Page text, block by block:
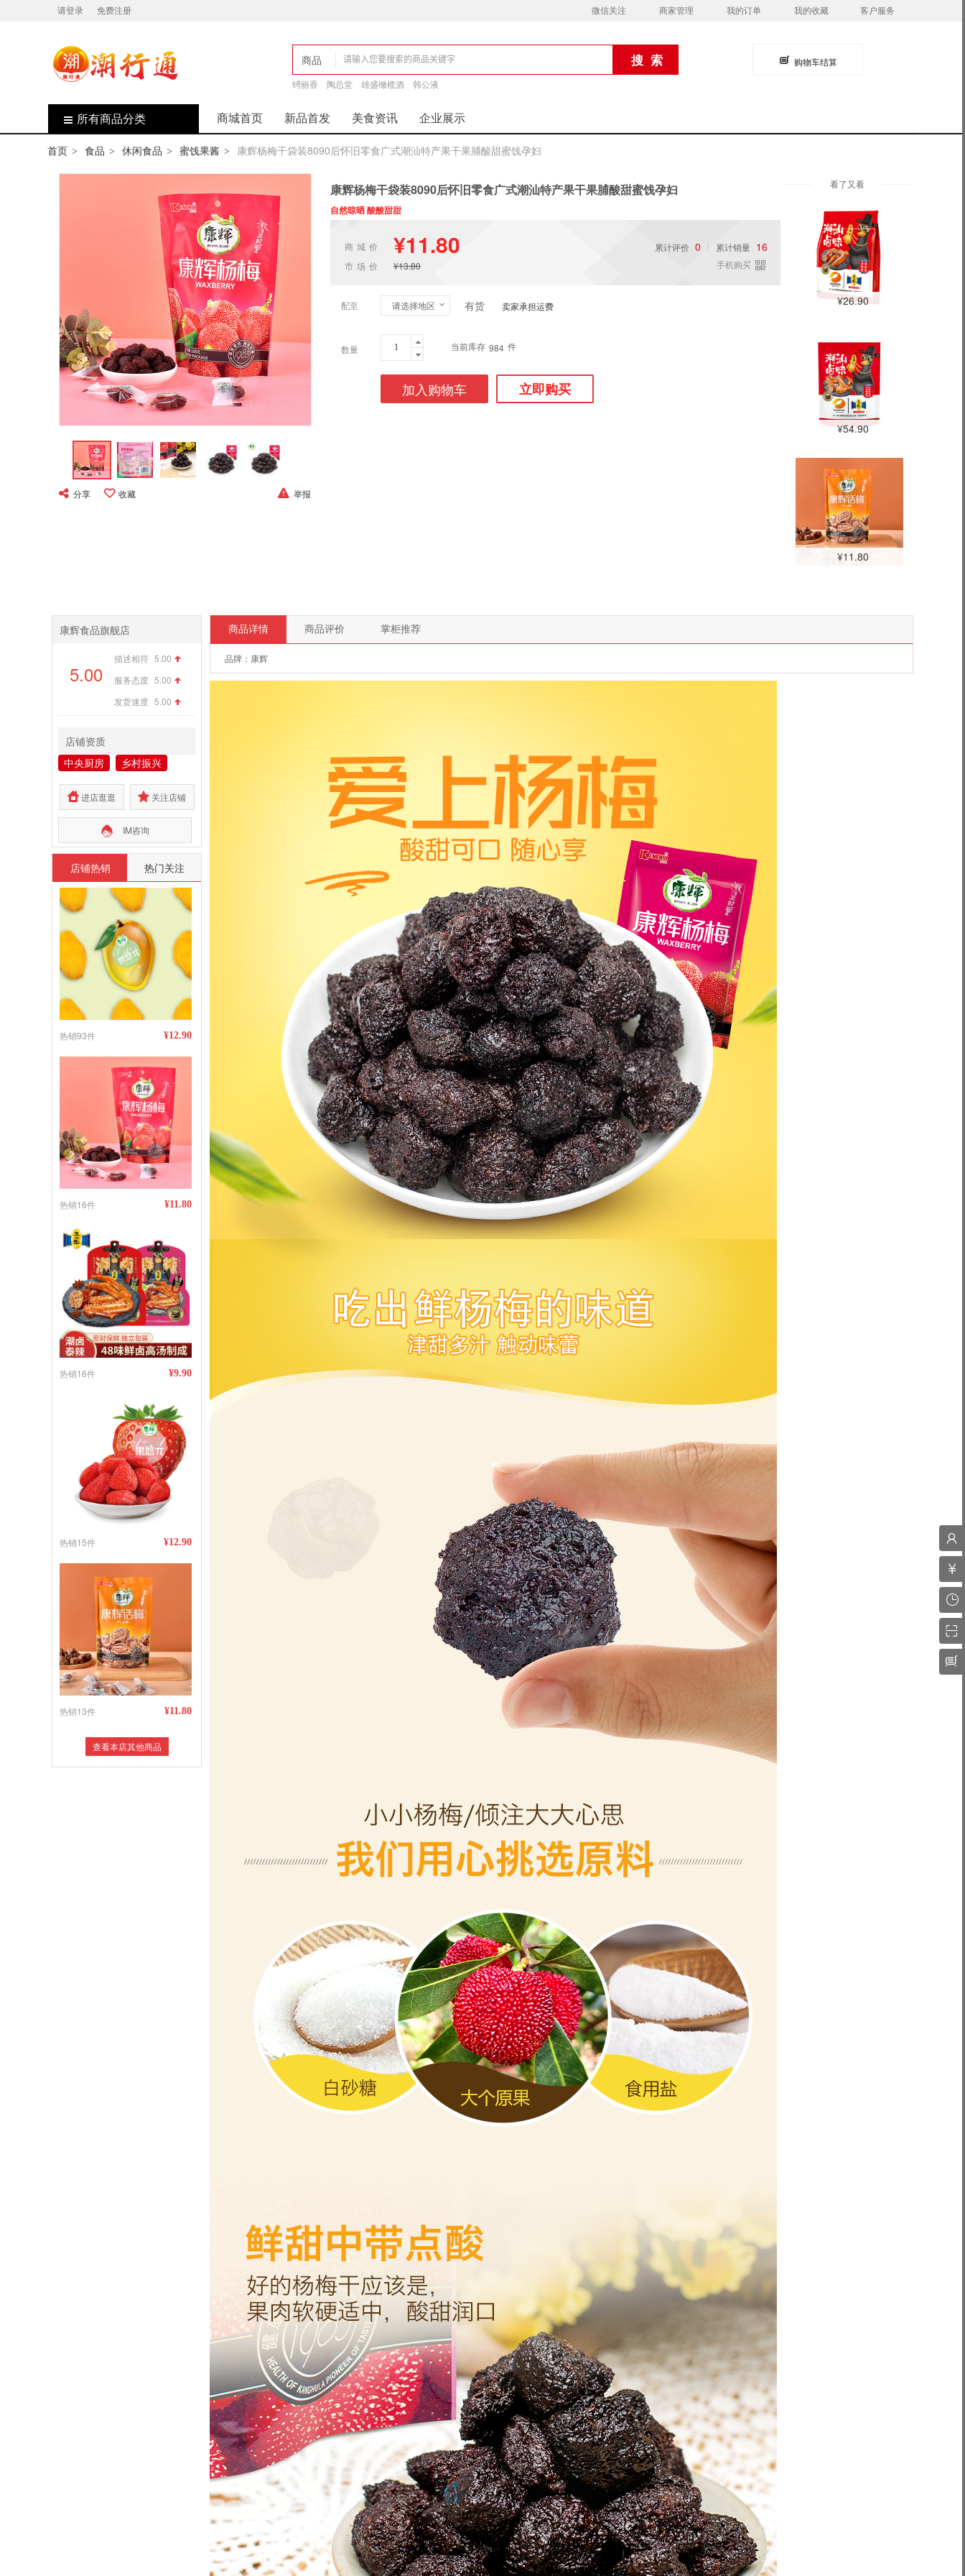
请登录 免费注册 微信关注 商家管理 我的订单 我的收藏 客户服务
商品
店铺
锜丽香 陶总堂 雄盛橄榄酒 韩公液
购物车结算
所有商品分类 商城首页 新品首发 美食资讯 企业展示
首页 > 食品 > 休闲食品 > 蜜饯果酱 > 康辉杨梅干袋装8090后怀旧零食广式潮汕特产果干果脯酸甜蜜饯孕妇
分享 收藏 举报
康辉杨梅干袋装8090后怀旧零食广式潮汕特产果干果脯酸甜蜜饯孕妇
自然晾晒 酸酸甜甜
商城价 ¥11.80
市场价 ¥13.80
累计评价 0 累计销量 16
手机购买
配至 请选择地区 有货 卖家承担运费
数量 当前库存 984 件
加入购物车 立即购买
看了又看
¥26.90
¥54.90
¥11.80
商品详情 商品评价 掌柜推荐
品牌：康辉
康辉食品旗舰店
5.00
描述相符 5.00
服务态度 5.00
发货速度 5.00
店铺资质
中央厨房
乡村振兴
进店逛逛 关注店铺
IM咨询
店铺热销 热门关注
¥12.90
热销93件
¥11.80
热销16件
¥9.90
热销16件
¥12.90
热销15件
¥11.80
热销13件
查看本店其他商品